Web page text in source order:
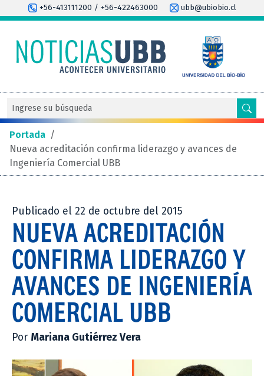
+56-413111200 / +56-422463000 ubb@ubiobio.cl
Portada /
Nueva acreditación confirma liderazgo y avances de
Ingeniería Comercial UBB
Publicado el 22 de octubre del 2015
NUEVA ACREDITACIÓN
CONFIRMA LIDERAZGO Y
AVANCES DE INGENIERÍA
COMERCIAL UBB
Por Mariana Gutiérrez Vera